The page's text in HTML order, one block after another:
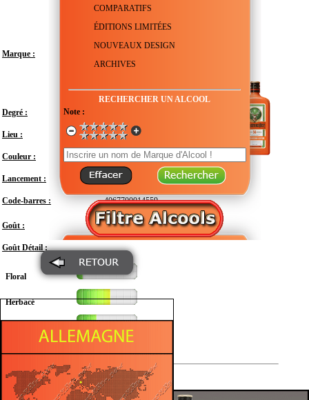
COMPARATIFS
ÉDITIONS LIMITÉES
NOUVEAUX DESIGN
ARCHIVES
RECHERCHER UN ALCOOL
Note :
Marque :
Degré :
Lieu : Allemagne - Wolfenbüttel
Couleur :
Lancement : Octobre 2024
Code-barres : 4067700014559
Goût : Modéré
Goût Détail :
Floral
Herbacé